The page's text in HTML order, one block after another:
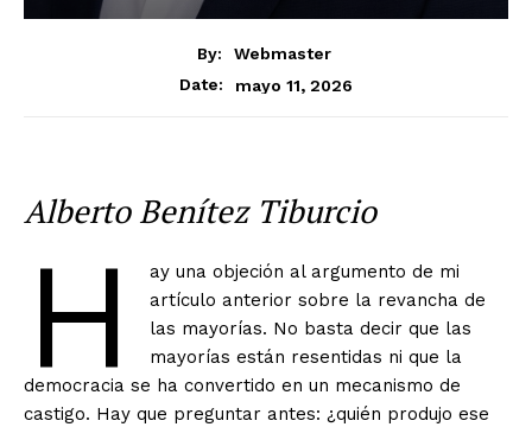
By:
Webmaster
Date:
mayo 11, 2026
Alberto Benítez Tiburcio
H
ay una objeción al argumento de mi
artículo anterior sobre la revancha de
las mayorías. No basta decir que las
mayorías están resentidas ni que la
democracia se ha convertido en un mecanismo de
castigo. Hay que preguntar antes: ¿quién produjo ese